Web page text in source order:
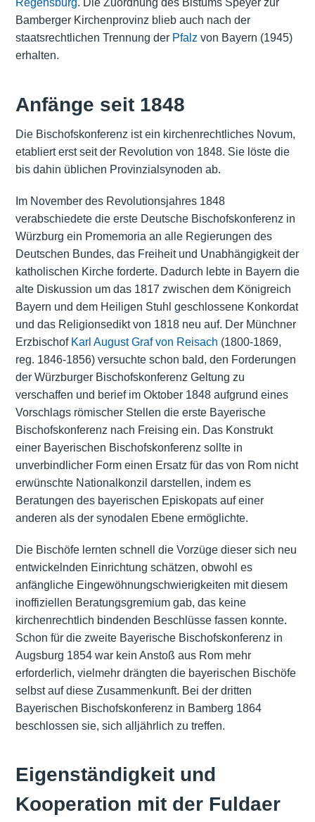
Regensburg. Die Zuordnung des Bistums Speyer zur
Bamberger Kirchenprovinz blieb auch nach der
staatsrechtlichen Trennung der Pfalzvon Bayern (1945)
erhalten.
Anfänge seit 1848
Die Bischofskonferenz ist ein kirchenrechtliches Novum,
etabliert erst seit der Revolution von 1848. Sie löste die
bis dahin üblichen Provinzialsynoden ab.
Im November des Revolutionsjahres 1848
verabschiedete die erste Deutsche Bischofskonferenz in
Würzburg ein Promemoria an alle Regierungen des
Deutschen Bundes, das Freiheit und Unabhängigkeit der
katholischen Kirche forderte. Dadurch lebte in Bayern die
alte Diskussion um das 1817 zwischen dem Königreich
Bayern und dem Heiligen Stuhl geschlossene Konkordat
und das Religionsedikt von 1818 neu auf. Der Münchner
Erzbischof Karl August Graf von Reisach (1800-1869,
reg. 1846-1856) versuchte schon bald, den Forderungen
der Würzburger Bischofskonferenz Geltung zu
verschaffen und berief im Oktober 1848 aufgrund eines
Vorschlags römischer Stellen die erste Bayerische
Bischofskonferenz nach Freising ein. Das Konstrukt
einer Bayerischen Bischofskonferenz sollte in
unverbindlicher Form einen Ersatz für das von Rom nicht
erwünschte Nationalkonzil darstellen, indem es
Beratungen des bayerischen Episkopats auf einer
anderen als der synodalen Ebene ermöglichte.
Die Bischöfe lernten schnell die Vorzüge dieser sich neu
entwickelnden Einrichtung schätzen, obwohl es
anfängliche Eingewöhnungschwierigkeiten mit diesem
inoffiziellen Beratungsgremium gab, das keine
kirchenrechtlich bindenden Beschlüsse fassen konnte.
Schon für die zweite Bayerische Bischofskonferenz in
Augsburg 1854 war kein Anstoß aus Rom mehr
erforderlich, vielmehr drängten die bayerischen Bischöfe
selbst auf diese Zusammenkunft. Bei der dritten
Bayerischen Bischofskonferenz in Bamberg 1864
beschlossen sie, sich alljährlich zu treffen.
Eigenständigkeit und
Kooperation mit der Fuldaer